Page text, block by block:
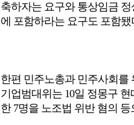
축하자는 요구와 통상임금
에 포함하라는 요구도 포함됐
한편 민주노총과 민주사회를
기업범대위는 10일 정몽구
한 7명을 노조법 위반 혐의